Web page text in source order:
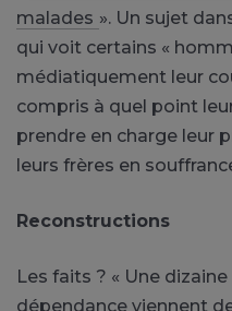
malades ». Un sujet
qui voit certains «
médiatiquement leur
compris à quel point
prendre en charge leur
leurs frères en
Reconstructions
Les faits ? « Une
dépendance viennent